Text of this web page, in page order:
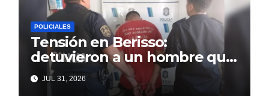
POLICIALES
Tensión en Berisso:
detuvieron a un hombre que
amenazaba a su familia y
vecinos con un arma
JUL 31, 2026